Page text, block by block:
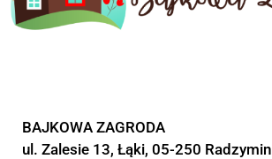
BAJKOWA ZAGRODA
ul. Zalesie 13, Łąki, 05-250 Radzymin